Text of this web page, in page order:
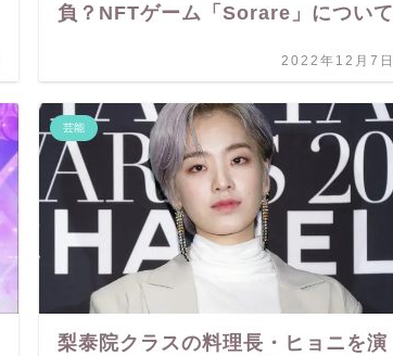
負？NFTゲーム「Sorare」について
2022年12月7日
芸能
梨泰院クラスの料理長・ヒョニを演